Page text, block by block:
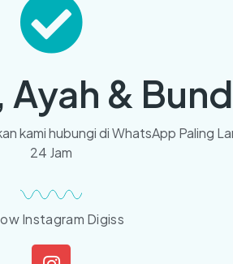
&
kami hubungi di WhatsApp Paling
24 Jam
Instagram Digiss